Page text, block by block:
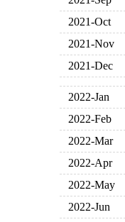
2021-Oct
2021-Nov
2021-Dec
2022-Jan
2022-Feb
2022-Mar
2022-Apr
2022-May
2022-Jun